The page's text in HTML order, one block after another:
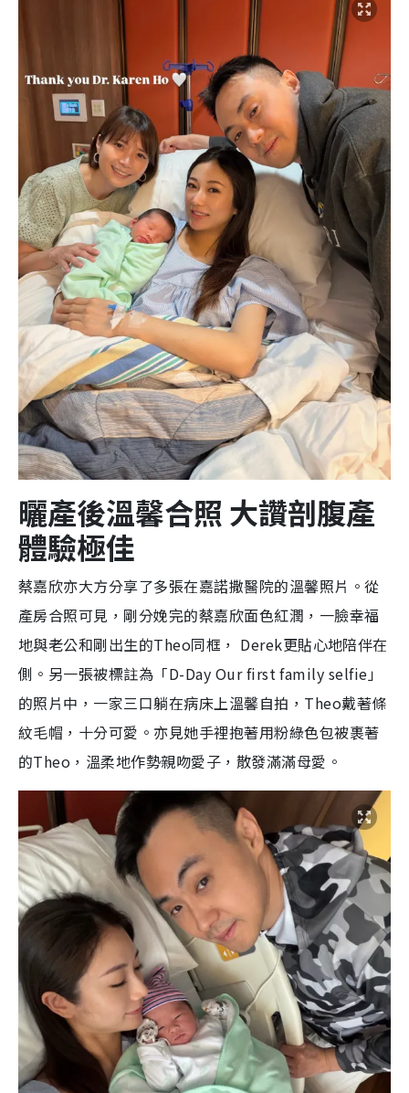
曬產後溫馨合照 大讚剖腹產
體驗極佳
蔡嘉欣亦大方分享了多張在嘉諾撒醫院的溫馨照片。從
產房合照可見，剛分娩完的蔡嘉欣面色紅潤，一臉幸福
地與老公和剛出生的Theo同框， Derek更貼心地陪伴在
側。另一張被標註為「D-Day Our first family selfie」
的照片中，一家三口躺在病床上溫馨自拍，Theo戴著條
紋毛帽，十分可愛。亦見她手裡抱著用粉綠色包被裹著
的Theo，溫柔地作勢親吻愛子，散發滿滿母愛。